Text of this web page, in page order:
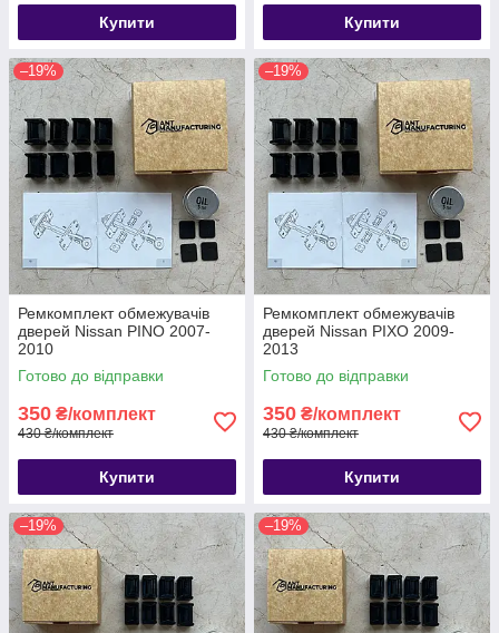
Купити Купити
–19%
Ремкомплект обмежувачів
дверей Nissan PINO 2007-
2010
Готово до відправки
350 ₴/комплект
430 ₴/комплект
Купити
–19%
Ремкомплект обмежувачів
дверей Nissan PIXO 2009-
2013
Готово до відправки
350 ₴/комплект
430 ₴/комплект
Купити
–19% –19%